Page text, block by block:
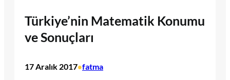
Türkiye’nin Matematik Konumu
ve Sonuçları
17 Aralık 2017•fatma